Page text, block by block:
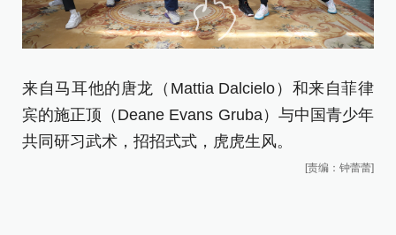
来自马耳他的唐龙（Mattia Dalcielo）和来自菲律
宾的施正顶（Deane Evans Gruba）与中国青少年
共同研习武术，招招式式，虎虎生风。
[责编：钟蕾蕾]